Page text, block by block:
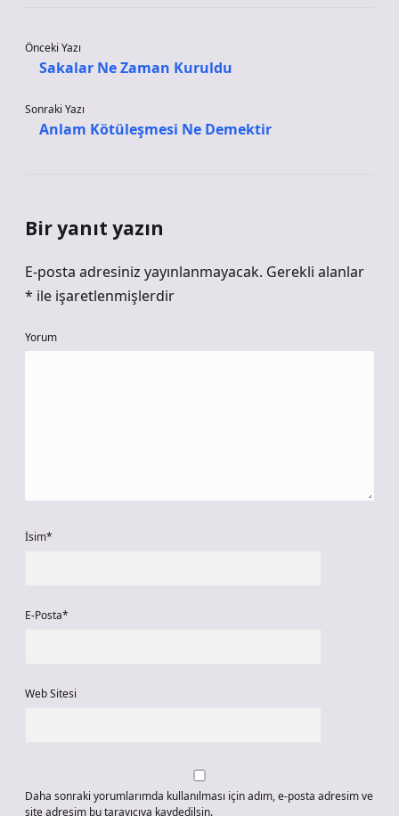
Önceki Yazı
Sakalar Ne Zaman Kuruldu
Sonraki Yazı
Anlam Kötüleşmesi Ne Demektir
Bir yanıt yazın
E-posta adresiniz yayınlanmayacak. Gerekli alanlar
* ile işaretlenmişlerdir
Yorum
İsim*
E-Posta*
Web Sitesi
Daha sonraki yorumlarımda kullanılması için adım, e-posta adresim ve
site adresim bu tarayıcıya kaydedilsin.